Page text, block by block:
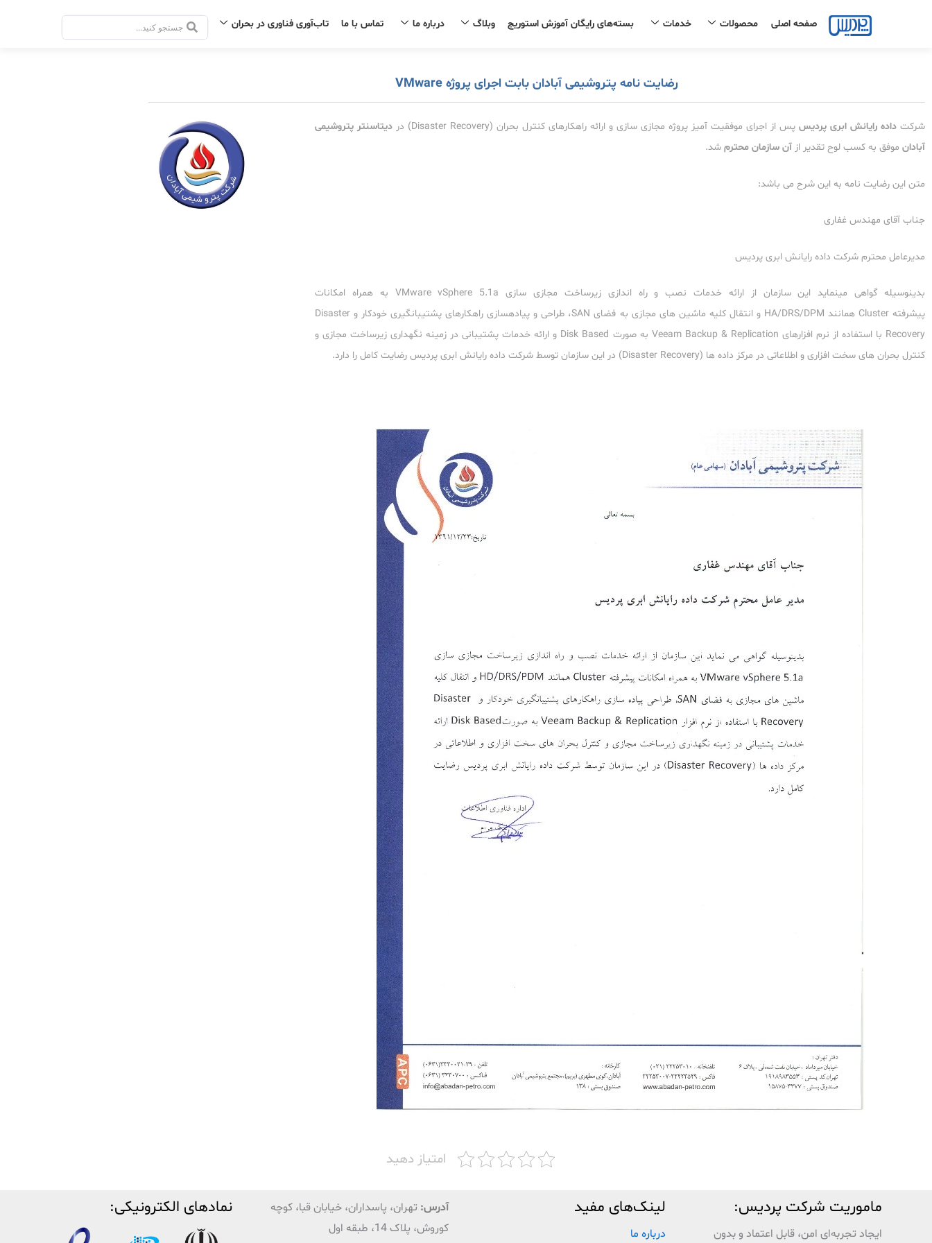
صفحه اصلی محصولات خدمات بسته‌های رایگان آموزش استوریج وبلاگ درباره ما تماس با ما تاب‌آوری فناوری در بحران
جستجو
رضایت نامه پتروشیمی آبادان بابت اجرای پروژه VMware
شرکت داده رایانش ابری پردیس پس از اجرای موفقیت آمیز پروژه مجازی سازی و ارائه راهکارهای کنترل بحران (Disaster Recovery) در
دیتاسنتر پتروشیمی
آبادان موفق به کسب لوح تقدیر از آن سازمان محترم شد.
متن این رضایت نامه به این شرح می باشد:
جناب آقای مهندس غفاری
مدیرعامل محترم شرکت داده رایانش ابری پردیس
بدینوسیله گواهی می‏نماید این سازمان از ارائه خدمات نصب و راه‏ اندازی زیرساخت مجازی‏ سازی VMware vSphere 5.1a به همراه امکانات
پیشرفتهCluster همانند HA/DRS/DPM و انتقال کلیه ماشین‏ های مجازی‏ به فضای SAN، طراحی و پیاده‎‏سازی راهکارهای پشتیبان‏گیری خودکار و
Disaster
Recovery با استفاده از نرم‏ افزارهای Veeam Backup & Replication به صورت Disk Based و ارائه خدمات پشتیبانی در زمینه نگهداری زیرساخت مجازی و
کنترل بحران ‏های سخت‏ افزاری و اطلاعاتی در مرکز داده‏ ها (Disaster Recovery) در این سازمان توسط شرکت داده رایانش ابری پردیس رضایت کامل را دارد.
امتیاز دهید
ماموریت شرکت پردیس:
ایجاد تجربه‌ای امن، قابل اعتماد و بدون
لینک‌های مفید
درباره ما
آدرس: تهران، پاسداران، خیابان قبا، کوچه
کوروش، پلاک 14، طبقه اول
نمادهای الکترونیکی: